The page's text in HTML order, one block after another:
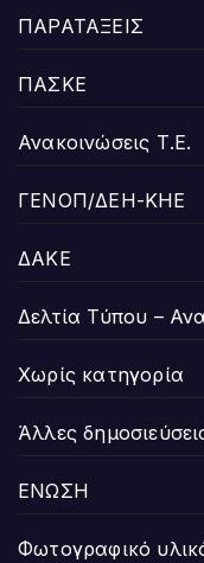
ΠΑΡΑΤΑΞΕΙΣ
ΠΑΣΚΕ
Ανακοινώσεις Τ.Ε.
ΓΕΝΟΠ/ΔΕΗ-ΚΗΕ
ΔΑΚΕ
Δελτία Τύπου –
Χωρίς κατηγορία
Άλλες
ΕΝΩΣΗ
Φωτογραφικό